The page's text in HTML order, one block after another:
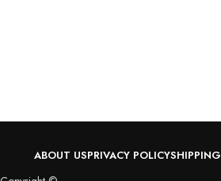
ABOUT USPRIVACY POLICYSHIPPING